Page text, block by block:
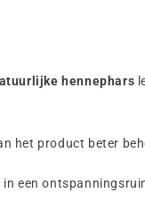
hennephars
het product beter
een